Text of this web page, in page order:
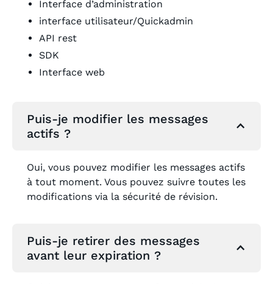
Interface d’administration
interface utilisateur/Quickadmin
API rest
SDK
Interface web
Puis-je modifier les messages
actifs ?
Oui, vous pouvez modifier les messages actifs
à tout moment. Vous pouvez suivre toutes les
modifications via la sécurité de révision.
Puis-je retirer des messages
avant leur expiration ?